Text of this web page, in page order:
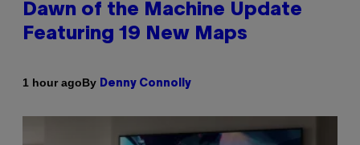
Dawn of the Machine Update
Featuring 19 New Maps
1 hour agoBy Denny Connolly